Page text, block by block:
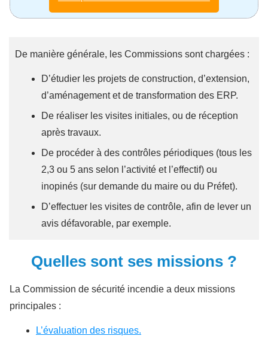
De manière générale, les Commissions sont chargées :
D’étudier les projets de construction, d’extension,
d’aménagement et de transformation des ERP.
De réaliser les visites initiales, ou de réception
après travaux.
De procéder à des contrôles périodiques (tous les
2,3 ou 5 ans selon l’activité et l’effectif) ou
inopinés (sur demande du maire ou du Préfet).
D’effectuer les visites de contrôle, afin de lever un
avis défavorable, par exemple.
Quelles sont ses missions ?
La Commission de sécurité incendie a deux missions
principales :
L’évaluation des risques.